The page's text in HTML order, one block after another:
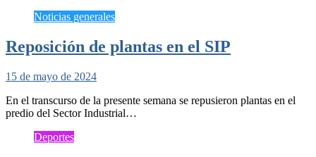
Noticias generales
Reposición de plantas en el SIP
15 de mayo de 2024
En el transcurso de la presente semana se repusieron plantas en el
predio del Sector Industrial…
Deportes